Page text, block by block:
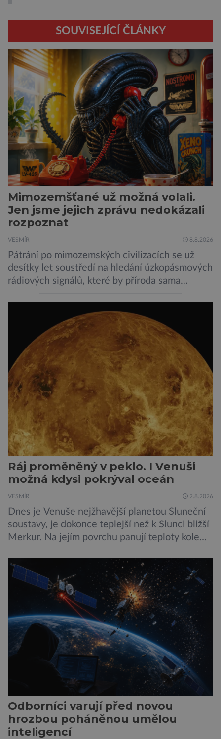
SOUVISEJÍCÍ ČLÁNKY
Mimozemšťané už možná volali.
Jen jsme jejich zprávu nedokázali
rozpoznat
VESMÍR 8.8.2026
Pátrání po mimozemských civilizacích se už
desítky let soustředí na hledání úzkopásmových
rádiových signálů, které by příroda sama
svazující. Cestou vesmírem se totiž signál může
natolik změnit, že ho naše algoritmy vyhodnotí
jako obyčejný šum. A priori to samozřejmě
neznamená, […]
Ráj proměněný v peklo. I Venuši
možná kdysi pokrýval oceán
VESMÍR 2.8.2026
Dnes je Venuše nejžhavější planetou Sluneční
soustavy, je dokonce teplejší než k Slunci bližší
Merkur. Na jejím povrchu panují teploty kolem
hustší než na Zemi a aby toho nebylo málo, z
oblaků se snáší kapky kyseliny sírové. Zkrátka,
není to prostředí, ve kterém by příčetný člověk
chtěl strávit […]
Odborníci varují před novou
hrozbou poháněnou umělou
inteligencí